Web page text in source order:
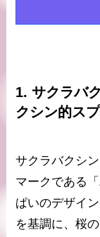
1. サクラバ
クシン的ス
サクラバクシ
マークである
ぱいのデザイ
を基調に、桜